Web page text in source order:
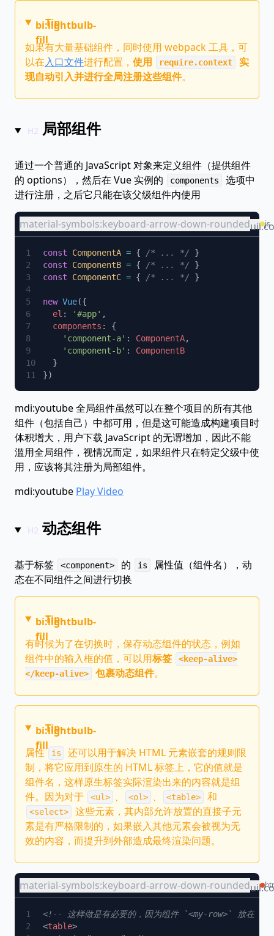
bi:lightbulb-
fill
Tip
如果有大量基础组件，同时使用 webpack 工具，可
以在入口文件进行配置， 使用 require.context
实
现自动引入并进行全局注册这些组件。
局部组件
通过一个普通的 JavaScript 对象来定义组件（提供组件
的 options），然后在 Vue 实例的
components
选项中
进行注册，之后它只能在该父级组件内使用
material-symbols:keyboard-arrow-down-rounded js
const ComponentA = { /* ... */
const ComponentB = { /* ... */
const ComponentC = { /* ... */
new Vue
  el
: '#app'
  components
    'component-a'
: ComponentA
    'component-b'
:
mdi:youtube全局组件虽然可以在整个项目的所有其他
组件（包括自己）中都可用，但是这可能造成构建项目时
体积增大，用户下载 JavaScript 的无谓增加，因此不能
滥用全局组件，视情况而定，如果组件只在特定父级中使
用，应该将其注册为局部组件。
mdi:youtube Play Video
动态组件
基于标签 <component> 的 is
属性值（组件名），动
态在不同组件之间进行切换
bi:lightbulb-
fill
Tip
有时候为了在切换时，保存动态组件的状态，例如
组件中的输入框的值，可以用标签
<keep-alive>
</keep-alive>
包裹动态组件。
bi:lightbulb-
fill
Tip
属性 is
还可以用于解决 HTML 元素嵌套的规则限
制，将它应用到原生的 HTML 标签上，它的值就是
组件名，这样原生标签实际渲染出来的内容就是组
件。因为对于
<ul> 、 <ol> 、 <table> 和
<select>
这些元素，其内部允许放置的直接子元
素是有严格限制的，如果嵌入其他元素会被视为无
效的内容，而提升到外部造成最终渲染问题。
material-symbols:keyboard-arrow-down-rounded
<table